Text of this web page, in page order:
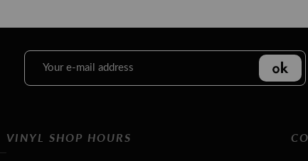
VINYL SHOP HOURS